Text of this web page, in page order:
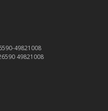
49821008
49821008